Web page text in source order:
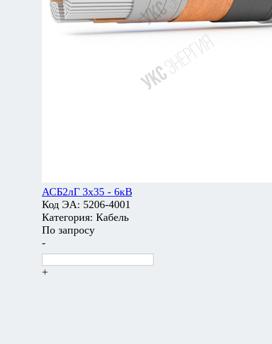
АСБ2лГ 3х35 - 6кВ
Код ЭА: 5206-4001
Категория: Кабель
По запросу
-
+